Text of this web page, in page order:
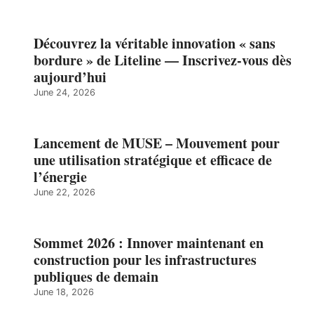
Découvrez la véritable innovation « sans
bordure » de Liteline — Inscrivez-vous dès
aujourd’hui
June 24, 2026
Lancement de MUSE – Mouvement pour
une utilisation stratégique et efficace de
l’énergie
June 22, 2026
Sommet 2026 : Innover maintenant en
construction pour les infrastructures
publiques de demain
June 18, 2026